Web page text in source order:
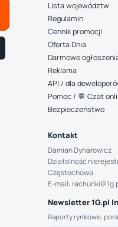
Lista województw
Regulamin
Cennik promocji
Oferta Dnia
Darmowe
Reklama
API / dla
Pomoc / 💬 Czat
Bezpieczeństwo
Kontakt
Damian Dynarowicz
Działalność
Częstochowa
E-mail:
Newsletter 1G.pl
Raporty rynkowe,